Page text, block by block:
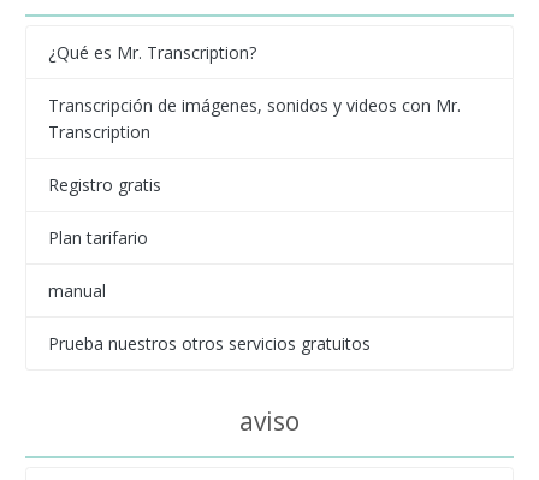
¿Qué es Mr. Transcription?
Transcripción de imágenes, sonidos y videos con Mr.
Transcription
Registro gratis
Plan tarifario
manual
Prueba nuestros otros servicios gratuitos
aviso